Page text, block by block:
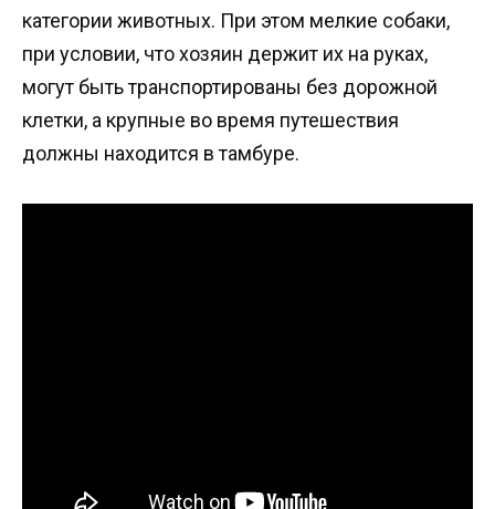
категории животных. При этом мелкие собаки,
при условии, что хозяин держит их на руках,
могут быть транспортированы без дорожной
клетки, а крупные во время путешествия
должны находится в тамбуре.